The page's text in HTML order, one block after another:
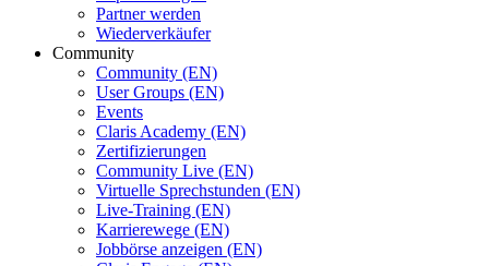
Partner werden
Wiederverkäufer
Community
Community (EN)
User Groups (EN)
Events
Claris Academy (EN)
Zertifizierungen
Community Live (EN)
Virtuelle Sprechstunden (EN)
Live-Training (EN)
Karrierewege (EN)
Jobbörse anzeigen (EN)